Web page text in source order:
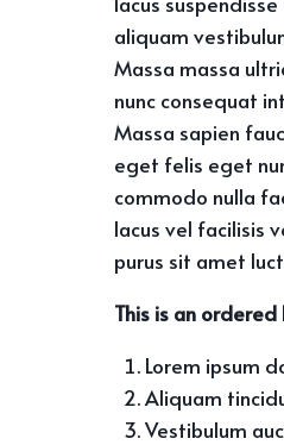
aliquam
Massa massa
nunc consequat
Massa sapien
eget felis eget
commodo nulla
lacus vel facilisis
purus sit amet
This is an ordered
Lorem ipsum
Aliquam
Vestibulum